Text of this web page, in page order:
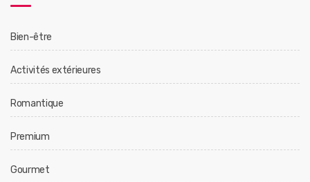
Bien-être
Activités extérieures
Romantique
Premium
Gourmet